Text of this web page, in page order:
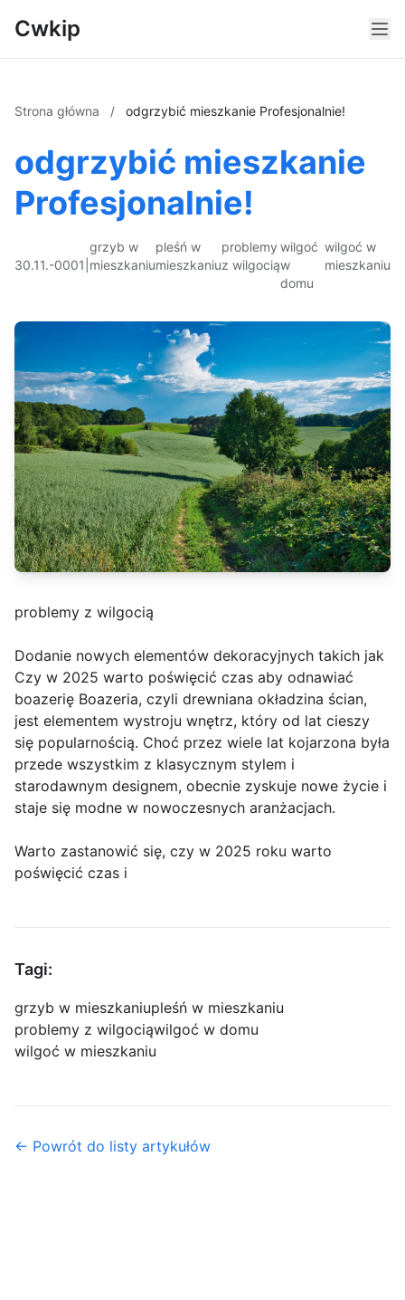
Cwkip
Strona główna / odgrzybić mieszkanie Profesjonalnie!
odgrzybić mieszkanie
Profesjonalnie!
30.11.-0001
grzyb w
mieszkaniu
pleśń w
mieszkaniu
problemy
z wilgocią
wilgoć
w
domu
wilgoć w
mieszkaniu
problemy z wilgocią
Dodanie nowych elementów dekoracyjnych takich jak
Czy w 2025 warto poświęcić czas aby odnawiać
boazerię Boazeria, czyli drewniana okładzina ścian,
jest elementem wystroju wnętrz, który od lat cieszy
się popularnością. Choć przez wiele lat kojarzona była
przede wszystkim z klasycznym stylem i
starodawnym designem, obecnie zyskuje nowe życie i
staje się modne w nowoczesnych aranżacjach.
Warto zastanowić się, czy w 2025 roku warto
poświęcić czas i
Tagi:
grzyb w mieszkaniupleśń w mieszkaniu
problemy z wilgociąwilgoć w domu
wilgoć w mieszkaniu
← Powrót do listy artykułów